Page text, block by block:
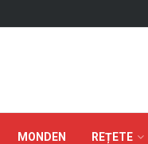
MONDEN REȚETE